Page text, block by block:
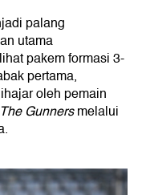
palang
utama
pakem formasi 3-
pertama,
oleh pemain
The Gunnersmelalui